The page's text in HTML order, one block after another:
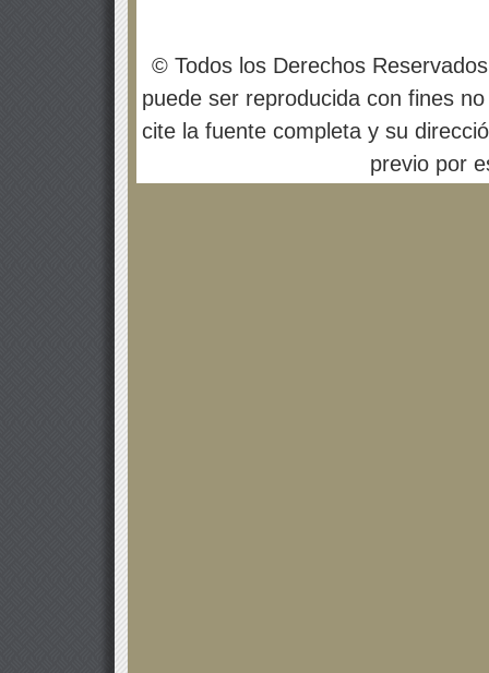
© Todos los Derechos
puede ser reproducida con fines
cite la fuente completa y su
previo por